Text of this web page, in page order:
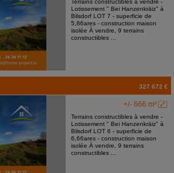
Terrains constructibles à vendre -
Lotissement " Bei Hanzenkräiz" à
Bilsdorf LOT 7 - superficie de
5,86ares - construction maison
isolée À vendre, 9 terrains
constructibles ...
327 672 €
+/- 666 m²
Terrains constructibles à vendre -
Lotissement " Bei Hanzenkräiz" à
Bilsdorf LOT 6 - superficie de
6,66ares - construction maison
isolée À vendre, 9 terrains
constructibles ...